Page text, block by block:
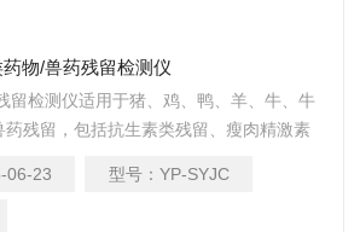
物/兽药残留检测仪
留检测仪适用于猪、鸡、鸭、羊、牛、牛
残留，包括抗生素类残留、瘦肉精激素
06-23 型号： YP-SYJC